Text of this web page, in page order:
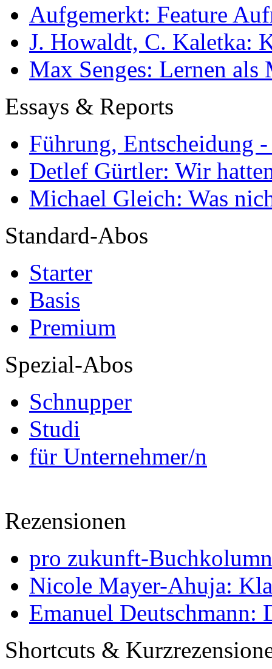
Aufgemerkt: Feature
J. Howaldt, C. Kaletka:
Max Senges: Lernen als
Essays & Reports
Führung, Entscheidung
Detlef Gürtler: Wir
Michael Gleich: Was
Standard-Abos
Starter
Basis
Premium
Spezial-Abos
Schnupper
Studi
für Unternehmer/n
Rezensionen
pro zukunft-
Nicole Mayer-Ahuja:
Emanuel Deutschmann:
Shortcuts &